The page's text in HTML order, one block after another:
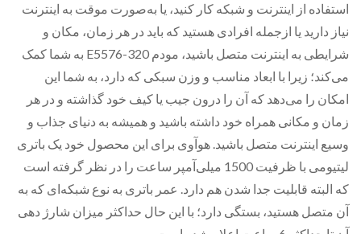
استفاده از اینترنت و شبکه کار کنید، یا به‌صورت موقت به اینترنت
نیاز دارید یا ازجمله افرادی هستید که باید در هر زمان، مکان و
شرایطی به اینترنت متصل باشید، مودم E5576-320 به شما کمک
می‌کند؛ زیرا با ابعاد مناسب و وزن سبکی که دارد، به شما این
امکان را می‌دهد که آن را درون جیب یا کیف خود گذاشته و در هر
زمان و مکانی همراه خود داشته باشید و همیشه به دنیای جذاب و
وسیع اینترنت متصل باشید. هوآوی برای این محصول خود یک باتری
لیتیومی با ظرفیت 1500 میلی‌آمپر ساعت را در نظر گرفته است
که البته قابلیت جدا شدن هم دارد. عمر باتری به نوع شبکه‌ای که به
آن متصل هستید، بستگی دارد؛ با این ‌حال حداکثر میزان شارژ دهی